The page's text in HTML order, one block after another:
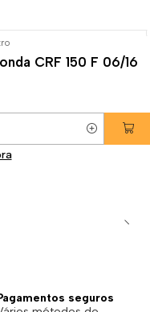
CRF 150 F 06/16
seguros